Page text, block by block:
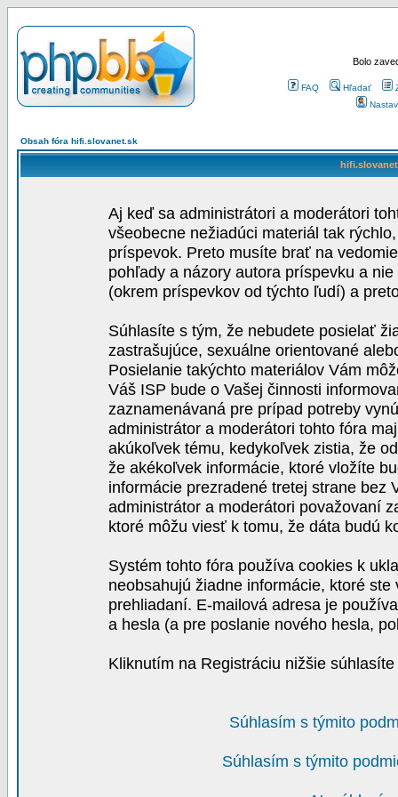
Bolo
FAQ Hľadať
Obsah fóra hifi.slovanet.sk
Aj keď sa administrátori a moderátori
všeobecne nežiadúci materiál tak
príspevok. Preto musíte brať na
pohľady a názory autora príspevku a
(okrem príspevkov od týchto ľudí) a
Súhlasíte s tým, že nebudete posielať
zastrašujúce, sexuálne orientované
Posielanie takýchto materiálov Vám
Váš ISP bude o Vašej činnosti
zaznamenávaná pre prípad potreby
administrátor a moderátori tohto fóra
akúkoľvek tému, kedykoľvek zistia, že
že akékoľvek informácie, ktoré vložíte
informácie prezradené tretej strane bez
administrátor a moderátori považovaní
ktoré môžu viesť k tomu, že dáta budú
Systém tohto fóra používa cookies k
neobsahujú žiadne informácie, ktoré
prehliadaní. E-mailová adresa je
a hesla (a pre poslanie nového hesla,
Kliknutím na Registráciu nižšie
Súhlasím s týmito
Súhlasím s týmito